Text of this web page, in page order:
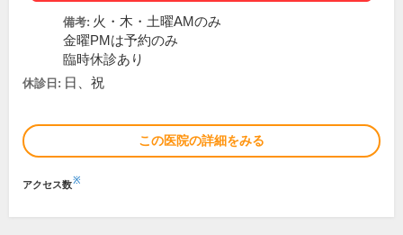
備考: 火・木・土曜AMのみ
金曜PMは予約のみ
臨時休診あり
休診日: 日、祝
この医院の詳細をみる
アクセス数※